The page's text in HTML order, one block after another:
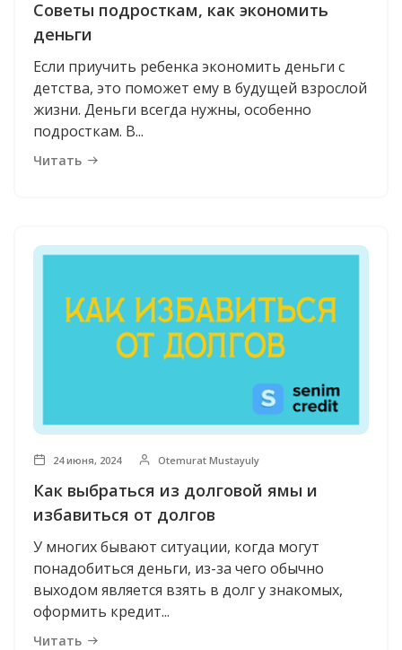
Советы подросткам, как экономить
деньги
Если приучить ребенка экономить деньги с
детства, это поможет ему в будущей взрослой
жизни. Деньги всегда нужны, особенно
подросткам. В...
Читать
24 июня, 2024 Otemurat Mustayuly
Как выбраться из долговой ямы и
избавиться от долгов
У многих бывают ситуации, когда могут
понадобиться деньги, из-за чего обычно
выходом является взять в долг у знакомых,
оформить кредит...
Читать